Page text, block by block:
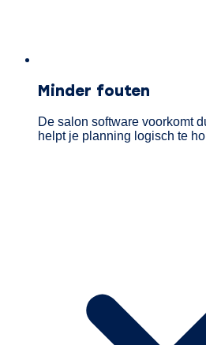
Minder fouten
De salon software voorkomt
helpt je planning logisch te